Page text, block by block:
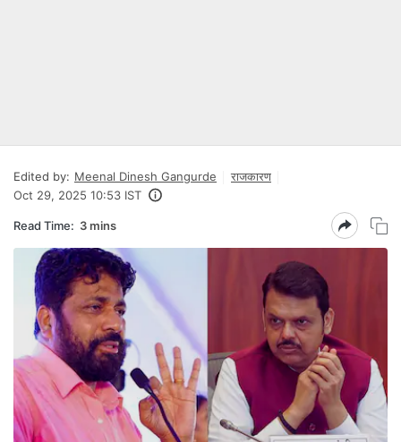
Edited by: Meenal Dinesh Gangurde
राजकारण
Oct 29, 2025 10:53 IST
Read Time: 3 mins